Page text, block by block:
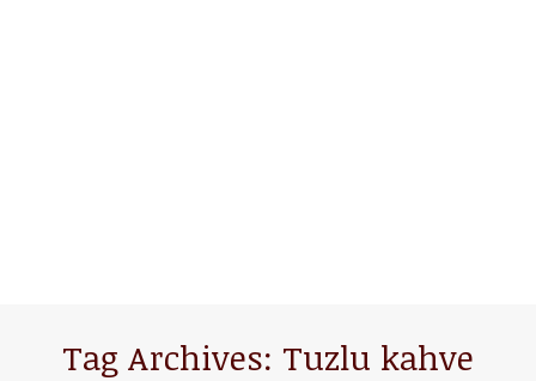
Tag Archives: Tuzlu kahve